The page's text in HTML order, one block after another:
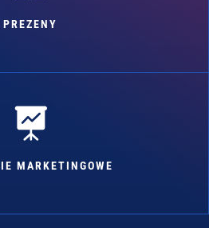
PREZENY

MARKETINGOWE